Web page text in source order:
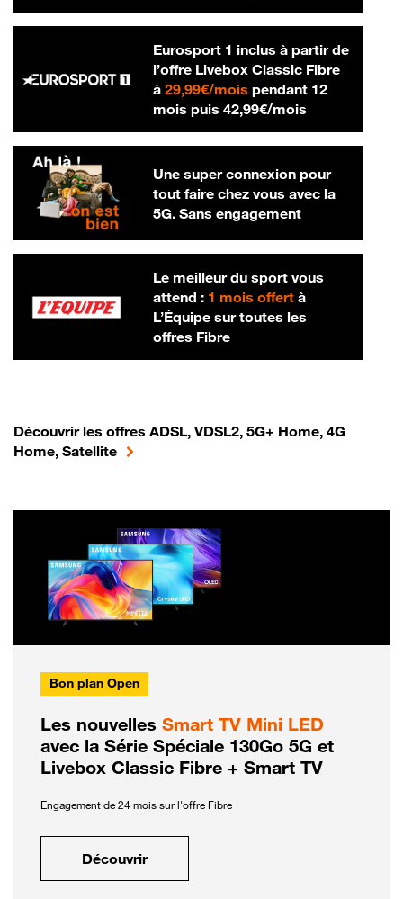
Eurosport 1 inclus à partir de
l’offre Livebox Classic Fibre
à 29,99€/mois29,99 € par mois
pendant 12
mois puis 42,99€/mois42,99 € par
Une super connexion pour
tout faire chez vous avec la
5G. Sans engagement
Le meilleur du sport vous
attend : 1 mois offertà
L’Équipe sur toutes les
offres Fibre
Découvrir les offres ADSL, VDSL2, 5G+ Home, 4G
Home, Satellite
Bon plan Open
Les nouvelles Smart TV Mini LED
avec la Série Spéciale 130Go 5G et
Livebox Classic Fibre + Smart TV
Engagement de 24 mois sur l'offre Fibre
Découvrir